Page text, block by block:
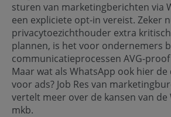
sturen van marketingberichten via
een expliciete opt-in vereist. Zeker
privacytoezichthouder extra
plannen, is het voor ondernemers
communicatieprocessen AVG-
Maar wat als WhatsApp ook hier
voor ads? Job Res van
vertelt meer over de kansen van
mkb.